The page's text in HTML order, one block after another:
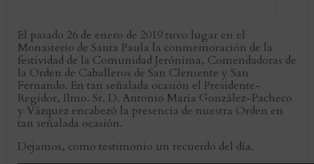
El pasado 26 de enero de 2019 tuvo lugar en el
Monasterio de Santa Paula la conmemoración de la
festividad de la Comunidad Jerónima, Comendadoras de
la Orden de Caballeros de San Clemente y San
Fernando. En tan señalada ocasión el Presidente-
Regidor, Ilmo. Sr. D. Antonio María González-Pacheco
y Vázquez encabezó la presencia de nuestra Orden en
tan señalada ocasión.
Dejamos, como testimonio un recuerdo del día.